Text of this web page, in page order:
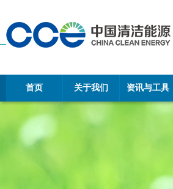
首页 关于我们 资讯与工具